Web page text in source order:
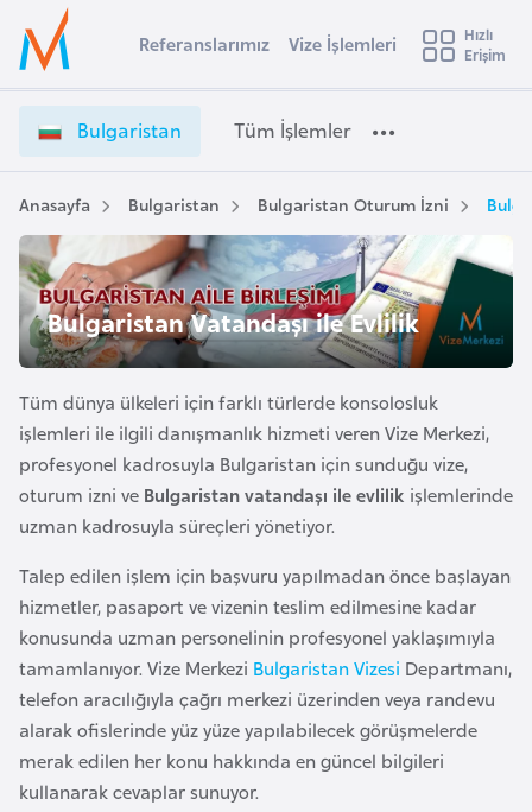
Ülke Seçimi
Başvuru yapmak istediğiniz ülkeyi seçin
Üye
Girişi
u
g
a
i
s
t
a
n
V
i
z
e
l
e
m
r
i
e
t
i
i
Referanslarımız Vize İşlemleri
Hızlı
Erişim
Bulgaristan Tüm İşlemler
Anasayfa Bulgaristan Bulgaristan Oturum İzni
Bulgaristan Vatandaşı ile Evlilik
Tüm dünya ülkeleri için farklı türlerde konsolosluk
işlemleri ile ilgili danışmanlık hizmeti veren Vize Merkezi,
profesyonel kadrosuyla Bulgaristan için sunduğu vize,
oturum izni ve Bulgaristan vatandaşı ile evlilik işlemlerinde
uzman kadrosuyla süreçleri yönetiyor.
Talep edilen işlem için başvuru yapılmadan önce başlayan
hizmetler, pasaport ve vizenin teslim edilmesine kadar
konusunda uzman personelinin profesyonel yaklaşımıyla
tamamlanıyor. Vize Merkezi Bulgaristan Vizesi Departmanı,
telefon aracılığıyla çağrı merkezi üzerinden veya randevu
alarak ofislerinde yüz yüze yapılabilecek görüşmelerde
merak edilen her konu hakkında en güncel bilgileri
kullanarak cevaplar sunuyor.
s
t
r
a
A
v
u
t
u
r
y
a
A
z
e
r
b
a
y